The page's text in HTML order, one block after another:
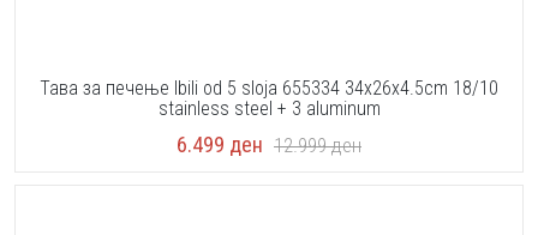
Тава за печење Ibili od 5 sloja 655334 34x26x4.5cm 18/10
stainless steel + 3 aluminum
6.499 ден 12.999ден